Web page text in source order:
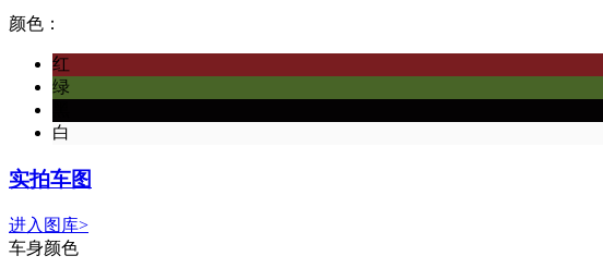
颜色：
红
绿
白
实拍车图
进入图库>
车身颜色